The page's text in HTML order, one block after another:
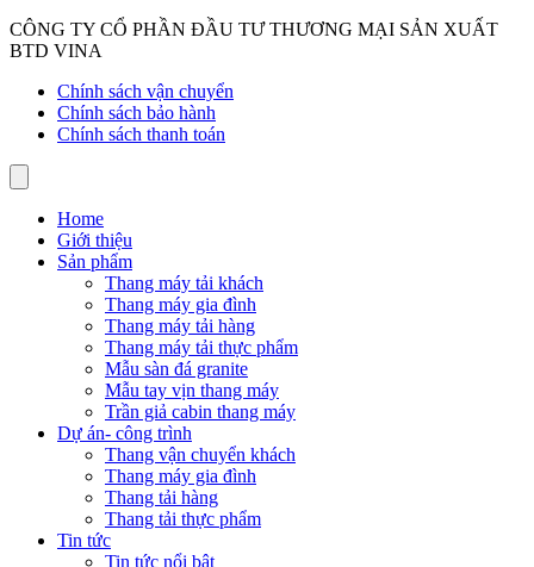
CÔNG TY CỔ PHẦN ĐẦU TƯ THƯƠNG MẠI SẢN XUẤT
BTD VINA
Chính sách vận chuyển
Chính sách bảo hành
Chính sách thanh toán
Home
Giới thiệu
Sản phẩm
Thang máy tải khách
Thang máy gia đình
Thang máy tải hàng
Thang máy tải thực phẩm
Mẫu sàn đá granite
Mẫu tay vịn thang máy
Trần giả cabin thang máy
Dự án- công trình
Thang vận chuyển khách
Thang máy gia đình
Thang tải hàng
Thang tải thực phẩm
Tin tức
Tin tức nổi bật